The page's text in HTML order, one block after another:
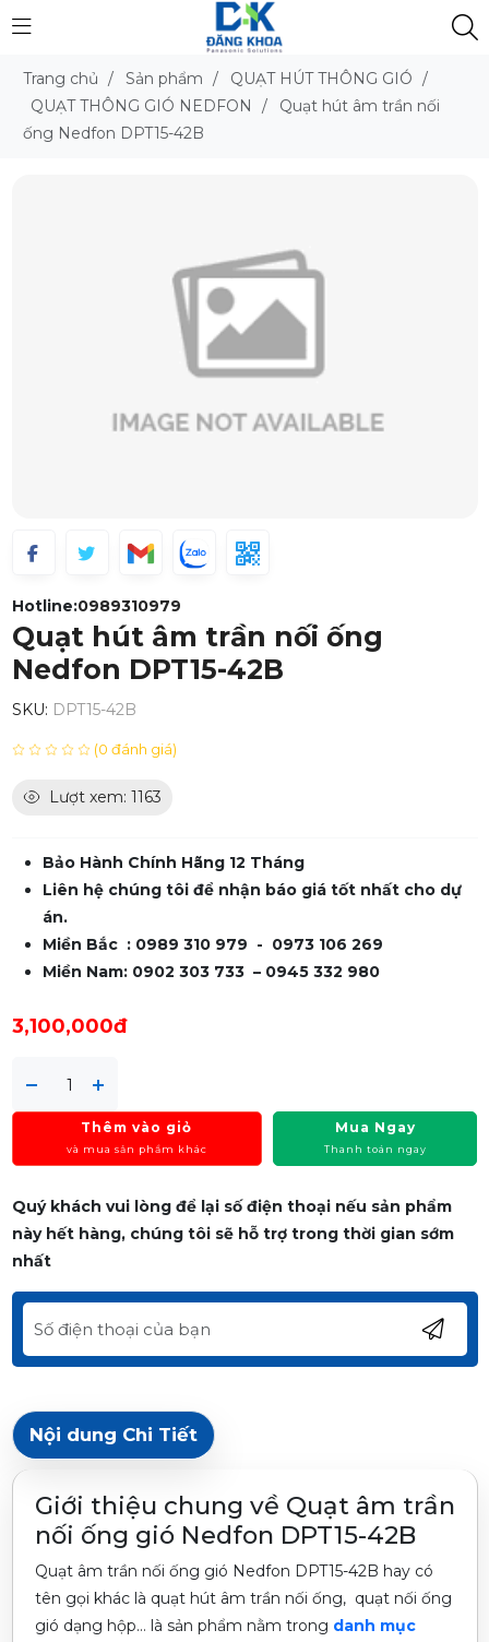
Trang chủ / Sản phẩm / QUẠT HÚT THÔNG GIÓ /
QUẠT THÔNG GIÓ NEDFON
/
Quạt hút âm trần nối
ống Nedfon DPT15-42B
Hotline:0989310979
Quạt hút âm trần nối ống
Nedfon DPT15-42B
SKU: DPT15-42B
(0 đánh giá)
Lượt xem: 1163
Bảo Hành Chính Hãng 12 Tháng
Liên hệ chúng tôi để nhận báo giá tốt nhất cho dự
án.
Miền Bắc : 0989 310 979 - 0973 106 269
Miền Nam: 0902 303 733 – 0945 332 980
3,100,000đ
Thêm vào giỏ
và mua sản phẩm khác
Mua Ngay
Thanh toán ngay
Quý khách vui lòng để lại số điện thoại nếu sản phẩm
này hết hàng, chúng tôi sẽ hỗ trợ trong thời gian sớm
nhất
Nội dung Chi Tiết
Giới thiệu chung về Quạt âm trần
nối ống gió Nedfon DPT15-42B
Quạt âm trần nối ống gió Nedfon DPT15-42B hay có
tên gọi khác là quạt hút âm trần nối ống, quạt nối ống
gió dạng hộp… là sản phẩm nằm trong danh mục